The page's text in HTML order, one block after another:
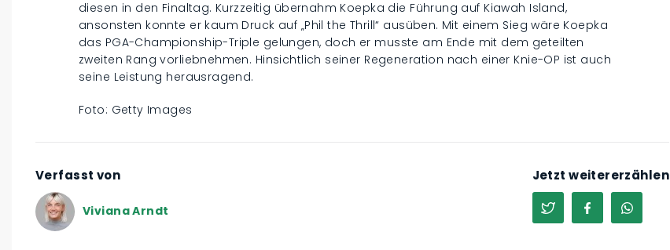
diesen in den Finaltag. Kurzzeitig übernahm Koepka die Führung auf Kiawah Island,
ansonsten konnte er kaum Druck auf „Phil the Thrill“ ausüben. Mit einem Sieg wäre Koepka
das PGA-Championship-Triple gelungen, doch er musste am Ende mit dem geteilten
zweiten Rang vorliebnehmen. Hinsichtlich seiner Regeneration nach einer Knie-OP ist auch
seine Leistung herausragend.
Foto: Getty Images
Verfasst von
Viviana Arndt
Jetzt weitererzählen